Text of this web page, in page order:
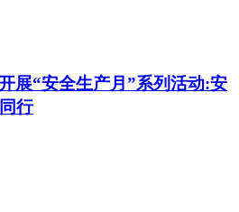
展“安全生产月”系列活动:安
行